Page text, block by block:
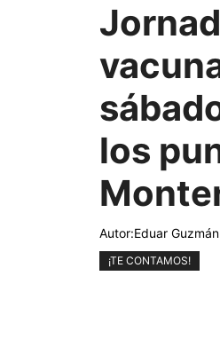
los
Autor:Eduar Guzmán
¡TE CONTAMOS!